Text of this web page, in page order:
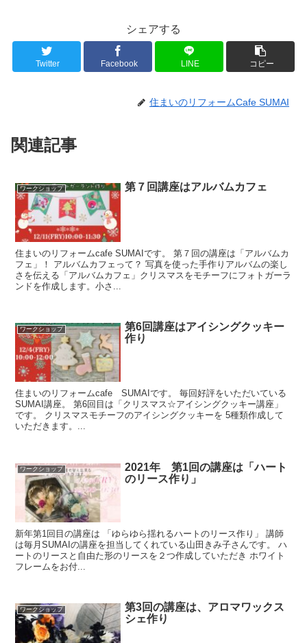
シェアする
Twitter Facebook LINE コピー
住まいのリフォームCafe SUMAI
関連記事
ワークショップ 第７回講座はアルバムカフェ
住まいのリフォームcafe SUMAIです。 第７回の講座は「アルバムカ
フェ」！ アルバムカフェって？ 写真を使った手作りアルバムの楽し
さを伝える「アルバムカフェ」クリスマスをモチーフにフォトガーラ
ンドを作成します。小さ...
ワークショップ
第6回講座はアイシングクッキー
作り
住まいのリフォームcafe SUMAIです。 毎回好評をいただいている
SUMAI講座。 第6回目は「クリスマス☆アイシングクッキー講座」
です。 クリスマスモチーフのアイシングクッキーを 5種類作成して
いただきます。...
ワークショップ
2021年 第1回の講座は「ハート
のリース作り」
新年第1回目の講座は 「ゆらゆら揺れるハートのリース作り」 講師
は毎月SUMAIの講座を担当してくれている山田きみ子さんです。 ハ
ートのリースと自由た形のリースを２つ作成していただき ホワイト
フレームをお付...
ワークショップ
第3回の講座は、アロマワックス
シェ作り